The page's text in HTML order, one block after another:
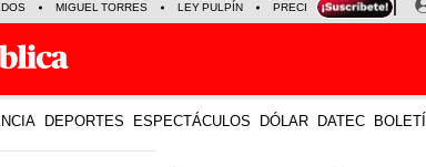
MIGUEL TORRES LEY PULPÍN PRECIO DEL DÓLAR
DEPORTES ESPECTÁCULOS DÓLAR DATEC